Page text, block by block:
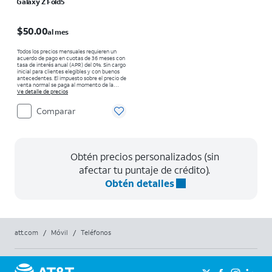
$50.00al mes
Todos los precios mensuales requieren un
acuerdo de pago en cuotas de 36 meses con
tasa de interés anual (APR) del 0%. Sin cargo
inicial para clientes elegibles y con buenos
antecedentes. El impuesto sobre el precio de
venta normal se paga al momento de la
compra. Existen restricciones.
Ve detalle de precios
Comparar
Obtén precios personalizados (sin
afectar tu puntaje de crédito).
Obtén detalles
att.com / Móvil / Teléfonos